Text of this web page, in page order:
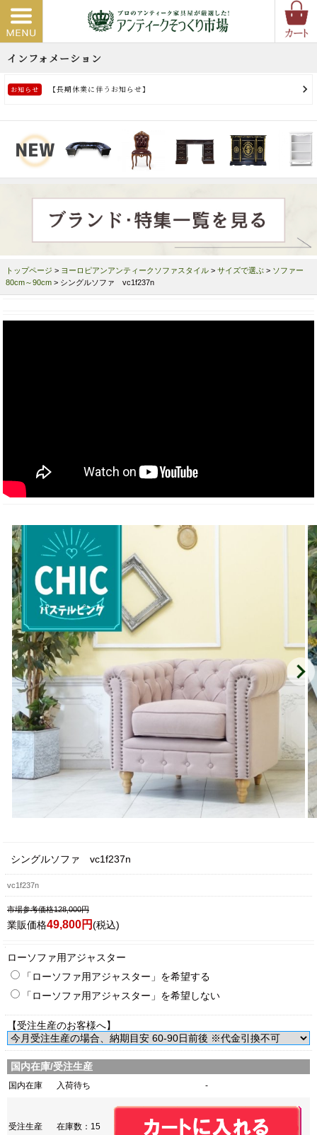
トップページ > ヨーロピアンアンティークソファスタイル > サイズで選ぶ > ソファー
80cm～90cm > シングルソファ vc1f237n
シングルソファ vc1f237n
vc1f237n
市場参考価格128,000円
業販価格49,800円(税込)
ローソファ用アジャスター
「ローソファ用アジャスター」を希望する
「ローソファ用アジャスター」を希望しない
【受注生産のお客様へ】
国内在庫/受注生産
国内在庫 入荷待ち -
受注生産 在庫数：15